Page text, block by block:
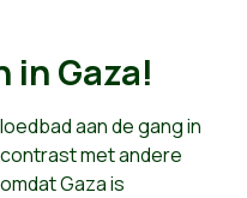
Gaza!
aan de gang in
met andere
Gaza is